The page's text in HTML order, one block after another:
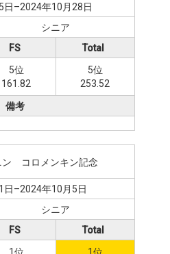
日–2024年10月28日
シニア
FS
5位
161.82
Total
5位
253.52
備考
゠コロメンキン記念
日–2024年10月5日
シニア
FS
Total